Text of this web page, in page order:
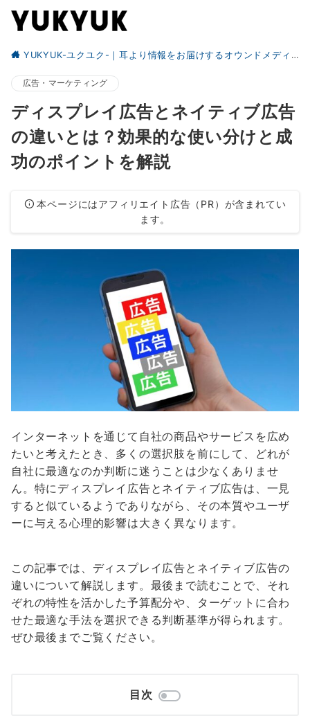
YUKYUK-ユクユク-｜耳より情報をお届けするオウンドメディア
広告・マーケティング
ディスプレイ広告とネイティブ広告
の違いとは？効果的な使い分けと成
功のポイントを解説
本ページにはアフィリエイト広告（PR）が含まれてい
ます。
インターネットを通じて自社の商品やサービスを広め
たいと考えたとき、多くの選択肢を前にして、どれが
自社に最適なのか判断に迷うことは少なくありませ
ん。特にディスプレイ広告とネイティブ広告は、一見
すると似ているようでありながら、その本質やユーザ
ーに与える心理的影響は大きく異なります。
この記事では、ディスプレイ広告とネイティブ広告の
違いについて解説します。最後まで読むことで、それ
ぞれの特性を活かした予算配分や、ターゲットに合わ
せた最適な手法を選択できる判断基準が得られます。
ぜひ最後までご覧ください。
目次